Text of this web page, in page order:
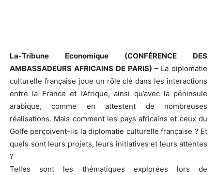
La-Tribune Economique (CONFÉRENCE DES
AMBASSADEURS AFRICAINS DE PARIS) – La diplomatie
culturelle française joue un rôle clé dans les interactions
entre la France et l’Afrique, ainsi qu’avec la péninsule
arabique, comme en attestent de nombreuses
réalisations. Mais comment les pays africains et ceux du
Golfe perçoivent-ils la diplomatie culturelle française ? Et
quels sont leurs projets, leurs initiatives et leurs attentes
?
Telles sont les thématiques explorées lors de